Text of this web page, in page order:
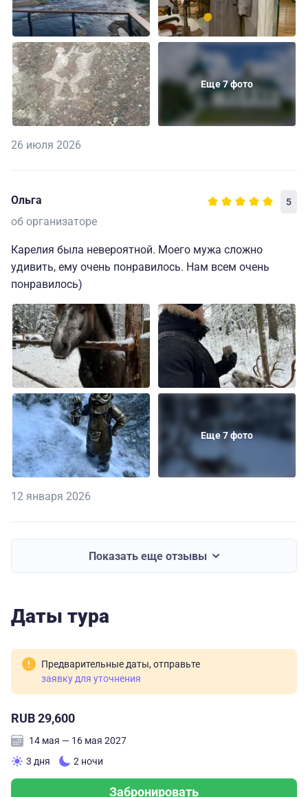
Еще 7 фото
26 июля 2026
Ольга 5
об организаторе
Карелия была невероятной. Моего мужа сложно
удивить, ему очень понравилось. Нам всем очень
понравилось)
Еще 7 фото
12 января 2026
Показать еще отзывы
Даты тура
Предварительные даты, отправьте
заявку для уточнения
RUB 29,600
14 мая — 16 мая 2027
3 дня
2 ночи
Забронировать